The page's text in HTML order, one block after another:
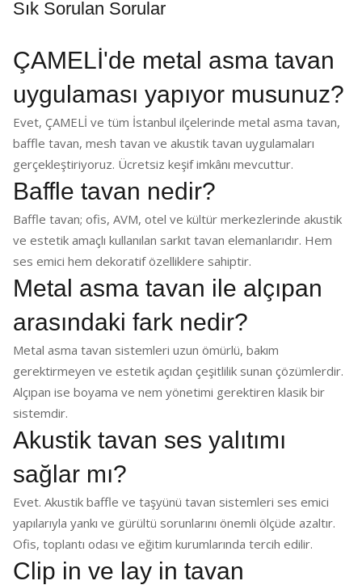
Sık Sorulan Sorular
ÇAMELİ'de metal asma tavan
uygulaması yapıyor musunuz?
Evet, ÇAMELİ ve tüm İstanbul ilçelerinde metal asma tavan,
baffle tavan, mesh tavan ve akustik tavan uygulamaları
gerçekleştiriyoruz. Ücretsiz keşif imkânı mevcuttur.
Baffle tavan nedir?
Baffle tavan; ofis, AVM, otel ve kültür merkezlerinde akustik
ve estetik amaçlı kullanılan sarkıt tavan elemanlarıdır. Hem
ses emici hem dekoratif özelliklere sahiptir.
Metal asma tavan ile alçıpan
arasındaki fark nedir?
Metal asma tavan sistemleri uzun ömürlü, bakım
gerektirmeyen ve estetik açıdan çeşitlilik sunan çözümlerdir.
Alçıpan ise boyama ve nem yönetimi gerektiren klasik bir
sistemdir.
Akustik tavan ses yalıtımı
sağlar mı?
Evet. Akustik baffle ve taşyünü tavan sistemleri ses emici
yapılarıyla yankı ve gürültü sorunlarını önemli ölçüde azaltır.
Ofis, toplantı odası ve eğitim kurumlarında tercih edilir.
Clip in ve lay in tavan